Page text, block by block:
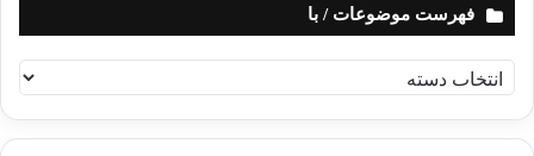
فهرست موضوعات / با
ه
ر